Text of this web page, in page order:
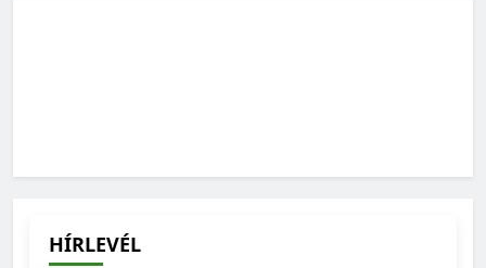
2026-06-01
HÍRLEVÉL